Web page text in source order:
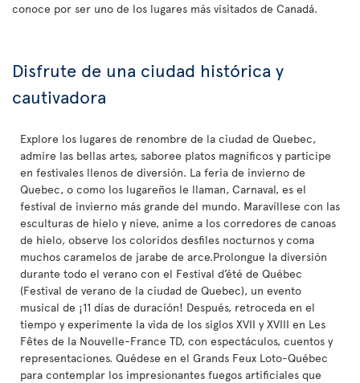
conoce por ser uno de los lugares más visitados de Canadá.
Disfrute de una ciudad histórica y
cautivadora
Explore los lugares de renombre de la ciudad de Quebec,
admire las bellas artes, saboree platos magníficos y participe
en festivales llenos de diversión. La feria de invierno de
Quebec, o como los lugareños le llaman, Carnaval, es el
festival de invierno más grande del mundo. Maravíllese con las
esculturas de hielo y nieve, anime a los corredores de canoas
de hielo, observe los coloridos desfiles nocturnos y coma
muchos caramelos de jarabe de arce.Prolongue la diversión
durante todo el verano con el Festival d’été de Québec
(Festival de verano de la ciudad de Quebec), un evento
musical de ¡11 días de duración! Después, retroceda en el
tiempo y experimente la vida de los siglos XVII y XVIII en Les
Fêtes de la Nouvelle-France TD, con espectáculos, cuentos y
representaciones. Quédese en el Grands Feux Loto-Québec
para contemplar los impresionantes fuegos artificiales que